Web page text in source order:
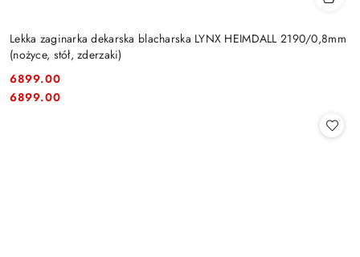
Lekka zaginarka dekarska blacharska LYNX HEIMDALL 2190/0,8mm
(nożyce, stół, zderzaki)
Cena:
6899.00
Cena:
6899.00